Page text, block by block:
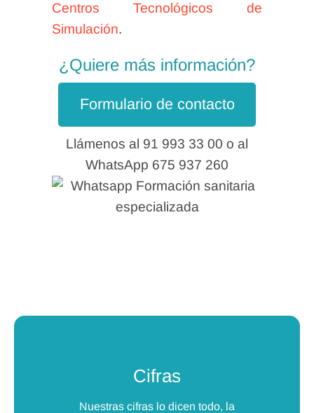
Centros Tecnológicos de
Simulación.
¿Quiere más información?
Formulario de contacto
Llámenos al 91 993 33 00 o al
WhatsApp 675 937 260
Cifras
Nuestras cifras lo dicen todo, la